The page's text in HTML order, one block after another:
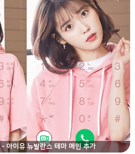
아이유 뉴발란스 테마 메인 추가